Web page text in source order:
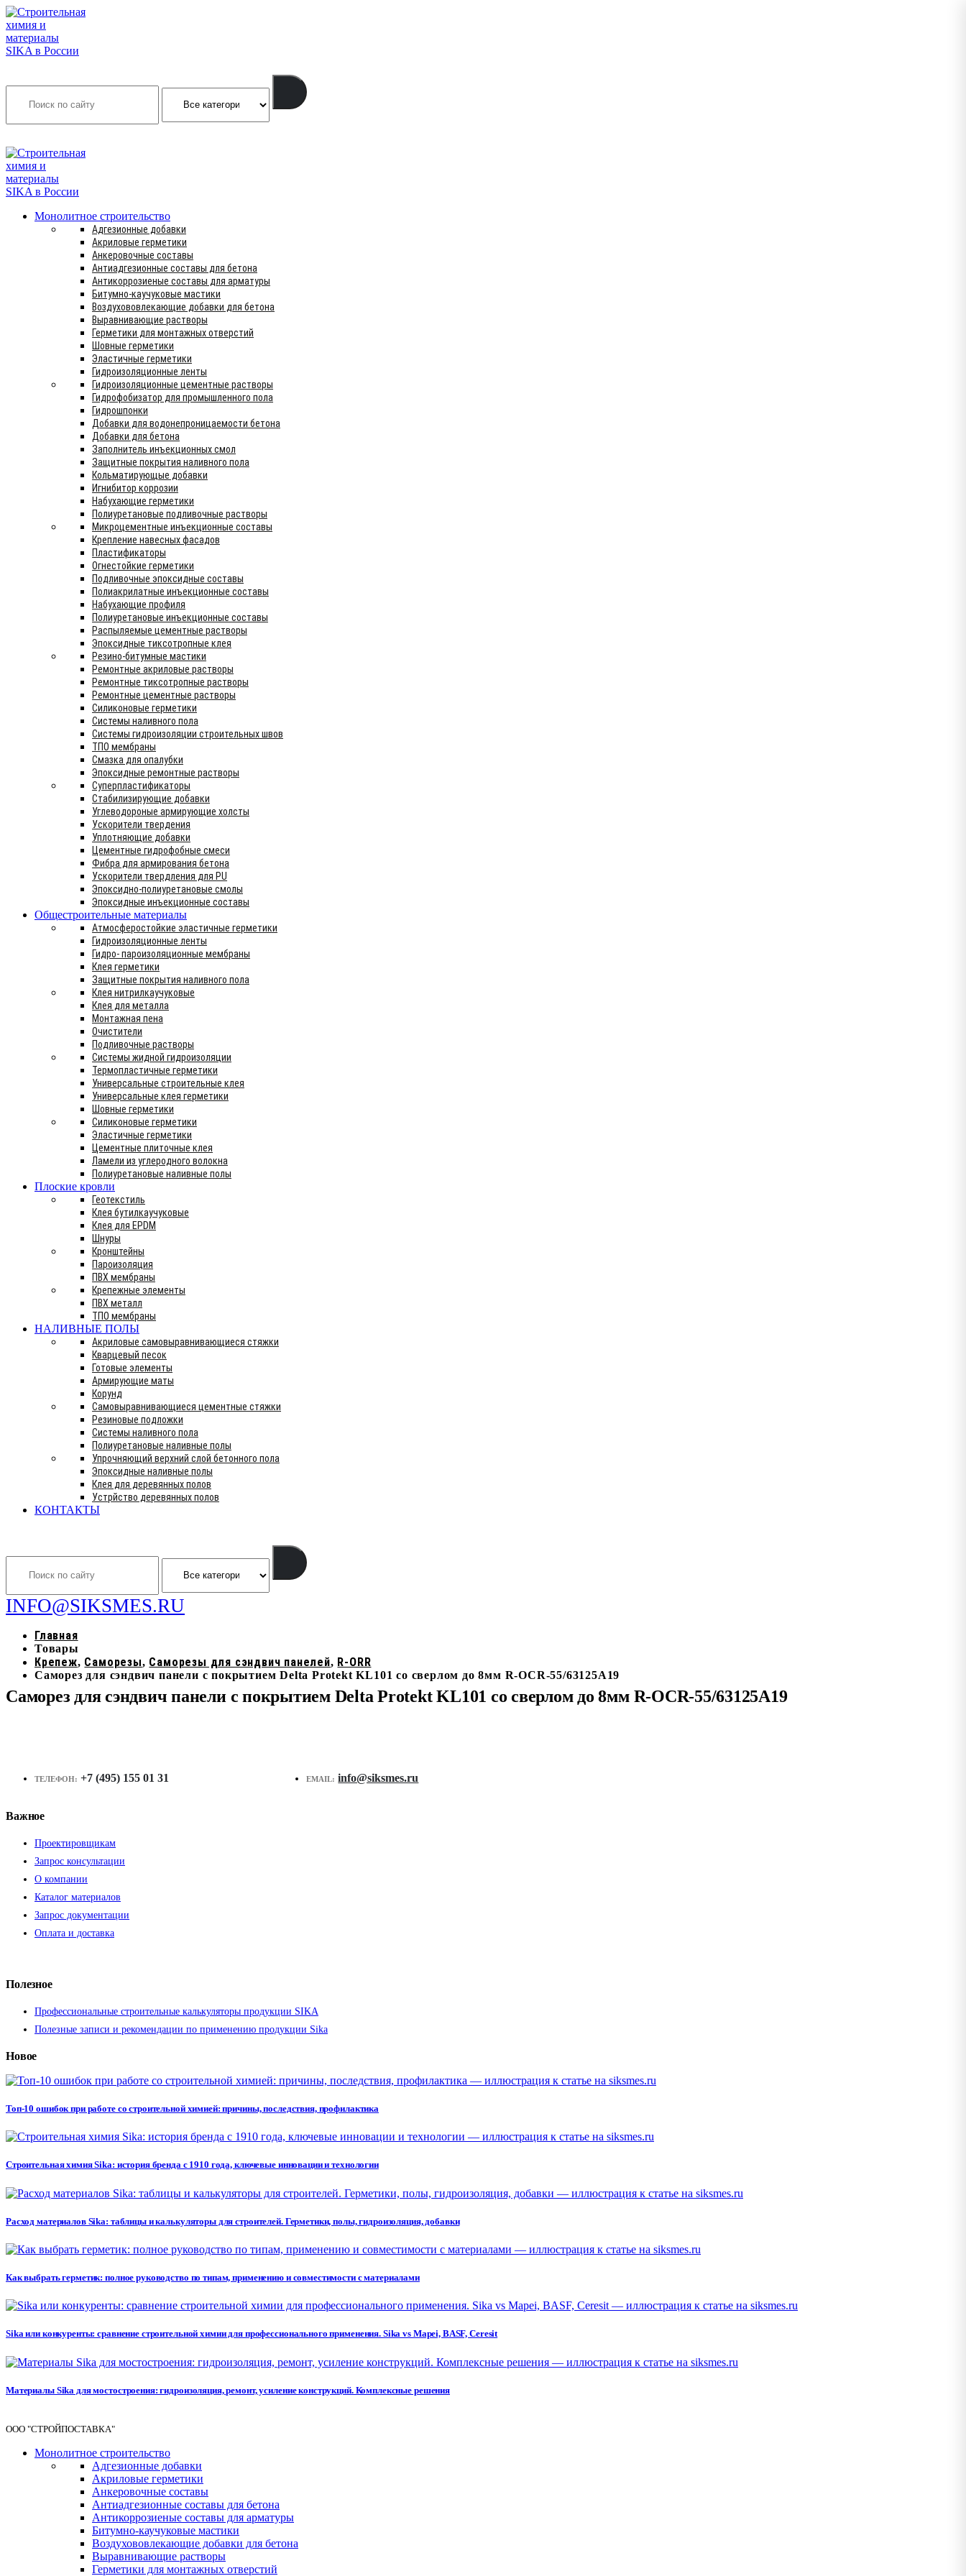
Монолитное строительство
Адгезионные добавки
Акриловые герметики
Анкеровочные составы
Антиадгезионные составы для бетона
Антикоррозиеные составы для арматуры
Битумно-каучуковые мастики
Воздухововлекающие добавки для бетона
Выравнивающие растворы
Герметики для монтажных отверстий
Шовные герметики
Эластичные герметики
Гидроизоляционные ленты
Гидроизоляционные цементные растворы
Гидрофобизатор для промышленного пола
Гидрошпонки
Добавки для водонепроницаемости бетона
Добавки для бетона
Заполнитель инъекционных смол
Защитные покрытия наливного пола
Кольматирующые добавки
Игнибитор коррозии
Набухающие герметики
Полиуретановые подливочные растворы
Микроцементные инъекционные составы
Крепление навесных фасадов
Пластификаторы
Огнестойкие герметики
Подливочные эпоксидные составы
Полиакрилатные инъекционные составы
Набухающие профиля
Полиуретановые инъекционные составы
Распыляемые цементные растворы
Эпоксидные тиксотропные клея
Резино-битумные мастики
Ремонтные акриловые растворы
Ремонтные тиксотропные растворы
Ремонтные цементные растворы
Силиконовые герметики
Системы наливного пола
Системы гидроизоляции строительных швов
ТПО мембраны
Смазка для опалубки
Эпоксидные ремонтные растворы
Суперпластификаторы
Стабилизирующие добавки
Углеводороные армирующие холсты
Ускорители твердения
Уплотняющие добавки
Цементные гидрофобные смеси
Фибра для армирования бетона
Ускорители твердления для PU
Эпоксидно-полиуретановые смолы
Эпоксидные инъекционные составы
Общестроительные материалы
Атмосферостойкие эластичные герметики
Гидроизоляционные ленты
Гидро- пароизоляционные мембраны
Клея герметики
Защитные покрытия наливного пола
Клея нитрилкаучуковые
Клея для металла
Монтажная пена
Очистители
Подливочные растворы
Системы жидной гидроизоляции
Термопластичные герметики
Универсальные строительные клея
Универсальные клея герметики
Шовные герметики
Силиконовые герметики
Эластичные герметики
Цементные плиточные клея
Ламели из углеродного волокна
Полиуретановые наливные полы
Плоские кровли
Геотекстиль
Клея бутилкаучуковые
Клея для EPDM
Шнуры
Кронштейны
Пароизоляция
ПВХ мембраны
Крепежные элементы
ПВХ металл
ТПО мембраны
НАЛИВНЫЕ ПОЛЫ
Акриловые самовыравнивающиеся стяжки
Кварцевый песок
Готовые элементы
Армирующие маты
Корунд
Самовыравнивающиеся цементные стяжки
Резиновые подложки
Системы наливного пола
Полиуретановые наливные полы
Упрочняющий верхний слой бетонного пола
Эпоксидные наливные полы
Клея для деревянных полов
Устрйство деревянных полов
КОНТАКТЫ
INFO@SIKSMES.RU
Главная
Товары
Крепеж, Саморезы, Саморезы для сэндвич панелей, R-ORR
Саморез для сэндвич панели с покрытием Delta Protekt KL101 со сверлом до 8мм R-OCR-55/63125A19
Саморез для сэндвич панели с покрытием Delta Protekt KL101 со сверлом до 8мм R-OCR-55/63125A19
ТЕЛЕФОН: +7 (495) 155 01 31 EMAIL: info@siksmes.ru
Важное
Проектировщикам
Запрос консультации
О компании
Каталог материалов
Запрос документации
Оплата и доставка
Полезное
Профессиональные строительные калькуляторы продукции SIKA
Полезные записи и рекомендации по применению продукции Sika
Новое
Топ-10 ошибок при работе со строительной химией: причины, последствия, профилактика
Строительная химия Sika: история бренда с 1910 года, ключевые инновации и технологии
Расход материалов Sika: таблицы и калькуляторы для строителей. Герметики, полы, гидроизоляция, добавки
Как выбрать герметик: полное руководство по типам, применению и совместимости с материалами
Sika или конкуренты: сравнение строительной химии для профессионального применения. Sika vs Mapei, BASF, Ceresit
Материалы Sika для мостостроения: гидроизоляция, ремонт, усиление конструкций. Комплексные решения
ООО "СТРОЙПОСТАВКА"
Монолитное строительство
Адгезионные добавки
Акриловые герметики
Анкеровочные составы
Антиадгезионные составы для бетона
Антикоррозиеные составы для арматуры
Битумно-каучуковые мастики
Воздухововлекающие добавки для бетона
Выравнивающие растворы
Герметики для монтажных отверстий